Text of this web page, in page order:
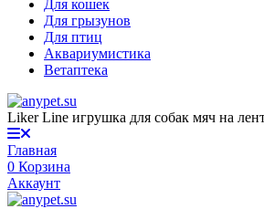
Для кошек
Для грызунов
Для птиц
Аквариумистика
Ветаптека
Liker Line игрушка для собак мяч на
Главная
0 Корзина
Аккаунт